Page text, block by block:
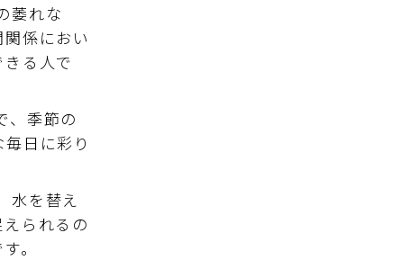
萎れな
係におい
る人で
、季節の
日に彩り
水を替え
られるの
。